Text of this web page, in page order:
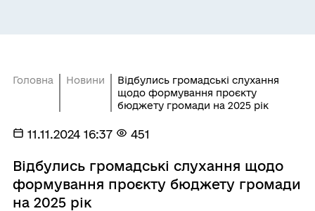
Головна Новини
Відбулись громадські слухання
щодо формування проєкту
бюджету громади на 2025 рік
11.11.2024 16:37 451
Відбулись громадські слухання щодо
формування проєкту бюджету громади
на 2025 рік